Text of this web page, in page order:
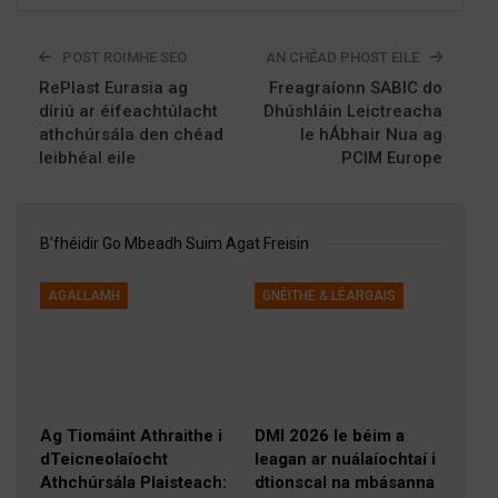
POST ROIMHE SEO
RePlast Eurasia ag
díriú ar éifeachtúlacht
athchúrsála den chéad
leibhéal eile
AN CHÉAD PHOST EILE
Freagraíonn SABIC do
Dhúshláin Leictreacha
le hÁbhair Nua ag
PCIM Europe
B’fhéidir Go Mbeadh Suim Agat Freisin
AGALLAMH
Ag Tiomáint Athraithe i
dTeicneolaíocht
Athchúrsála Plaisteach:
GNÉITHE & LÉARGAIS
DMI 2026 le béim a
leagan ar nuálaíochtaí i
dtionscal na mbásanna